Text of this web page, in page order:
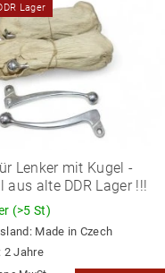
Lager
Lenker mit Kugel -
aus alte DDR Lager !!!
(>5 St)
Made in Czech
2 Jahre